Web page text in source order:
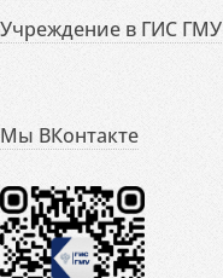
Учреждение в ГИС ГМУ
Мы ВКонтакте